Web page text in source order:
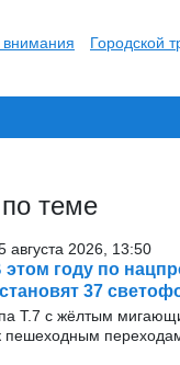
внимания Городской
теме
августа 2026, 13:50
этом году по
37
Т.7 с жёлтым
пешеходным